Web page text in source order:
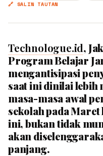
🔗 SALIN TAUTAN
Technologue.id,
Program Belajar
mengantisipasi
saat ini dinilai lebih
masa-masa awal
sekolah pada
ini, bukan tidak
akan
panjang.